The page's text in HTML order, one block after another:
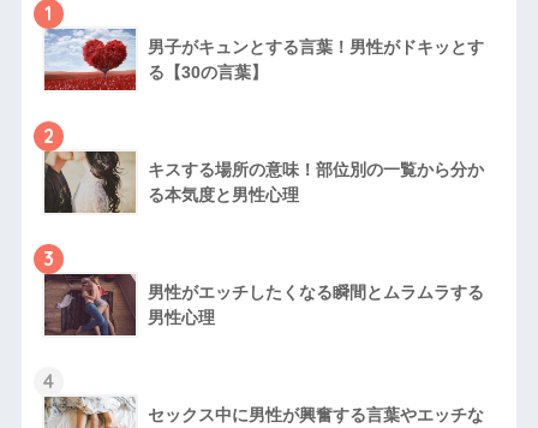
1
男子がキュンとする言葉！男性がドキッとす
る【30の言葉】
2
キスする場所の意味！部位別の一覧から分か
る本気度と男性心理
3
男性がエッチしたくなる瞬間とムラムラする
男性心理
4
セックス中に男性が興奮する言葉やエッチな